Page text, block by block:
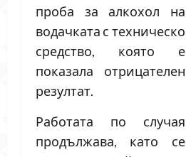
проба за алкохол на
водачката с техническо
средство, която е
показала отрицателен
резултат.
Работата по случая
продължава, като се